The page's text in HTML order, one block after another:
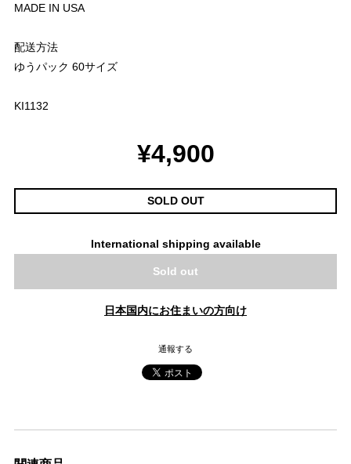
MADE IN USA
配送方法
ゆうパック 60サイズ
KI1132
¥4,900
SOLD OUT
International shipping available
Sold out
日本国内にお住まいの方向け
通報する